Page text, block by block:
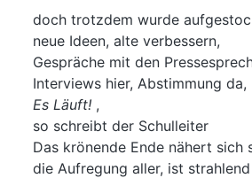
doch trotzdem wurde
neue Ideen, alte verbessern,
Gespräche mit den
Interviews hier, Abstimmung da,
Es Läuft! ,
so schreibt der Schulleiter
Das krönende Ende nähert sich
die Aufregung aller, ist